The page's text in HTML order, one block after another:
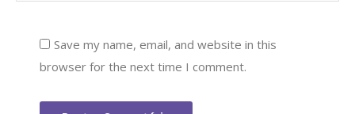
Save my name, email, and website in this
browser for the next time I comment.